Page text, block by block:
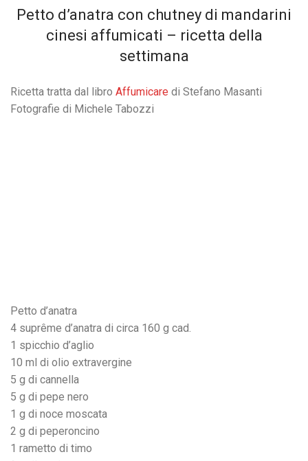
Petto d’anatra con chutney di mandarini
cinesi affumicati – ricetta della
settimana
Ricetta tratta dal libro Affumicare di Stefano Masanti
Fotografie di Michele Tabozzi
Petto d’anatra
4 suprême d’anatra di circa 160 g cad.
1 spicchio d’aglio
10 ml di olio extravergine
5 g di cannella
5 g di pepe nero
1 g di noce moscata
2 g di peperoncino
1 rametto di timo